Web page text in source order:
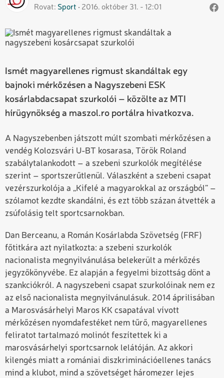
Rovat Sport 2016. október 31. - 12:01
Ismét magyarellenes rigmust skandáltak egy
bajnoki mérkőzésen a Nagyszebeni ESK
kosárlabdacsapat szurkolói – közölte az MTI
hírügynökség a maszol.ro portálra hivatkozva.
A Nagyszebenben játszott múlt szombati mérkőzésen a
vendég Kolozsvári U-BT kosarasa, Török Roland
szabálytalankodott – a szebeni szurkolók megítélése
szerint – sportszerűtlenül. Válaszként a szebeni csapat
vezérszurkolója a „Kifelé a magyarokkal az országból” –
szólamot kezdte skandálni, és ezt több százan átvették a
zsúfolásig telt sportcsarnokban.
Dan Berceanu, a Román Kosárlabda Szövetség (FRF)
főtitkára azt nyilatkozta: a szebeni szurkolók
nacionalista megnyilvánulása belekerült a mérkőzés
jegyzőkönyvébe. Ez alapján a fegyelmi bizottság dönt a
szankciókról. A nagyszebeni csapat szurkolóinak nem ez
az első nacionalista megnyilvánulásuk. 2014 áprilisában
a Marosvásárhelyi Maros KK csapatával vívott
mérkőzésen nyomdafestéket nem tűrő, magyarellenes
feliratot tartalmazó molinót feszítettek ki a
marosvásárhelyi sportcsarnok lelátóján. Az akkori
kilengés miatt a romániai diszkriminációellenes tanács
mind a klubot, mind a szövetséget háromezer lejes